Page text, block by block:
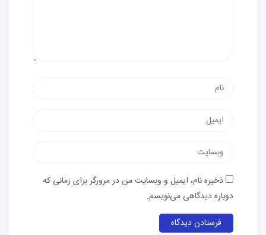
ذخیره نام، ایمیل و وبسایت من در مرورگر برای زمانی که
دوباره دیدگاهی می‌نویسم.